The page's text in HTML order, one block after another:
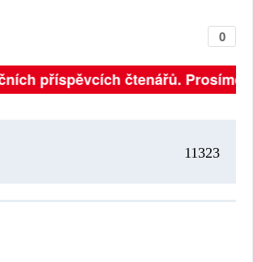
0
příspěvcích čtenářů. Prosíme,
11323